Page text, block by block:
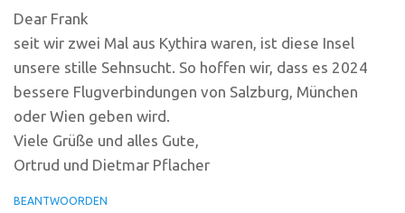
Dear Frank
seit wir zwei Mal aus Kythira waren, ist diese Insel
unsere stille Sehnsucht. So hoffen wir, dass es 2024
bessere Flugverbindungen von Salzburg, München
oder Wien geben wird.
Viele Grüße und alles Gute,
Ortrud und Dietmar Pflacher
BEANTWOORDEN